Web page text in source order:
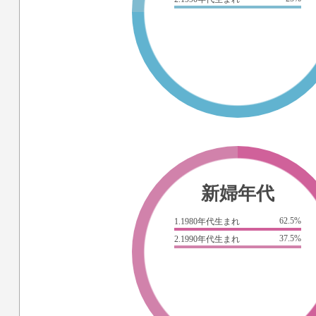
新婦年代
1.1980年代生まれ
62.5%
2.1990年代生まれ
37.5%